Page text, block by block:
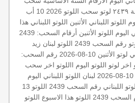
لوتو سحب اللوتو 2026 10 أب
اللوتو اللبناني الأثنين اللوتو اللبناني هذا
اليوم اللوتو الأثنين أرقام السحب: 2439
رقم السحب 2439 اللوتو لبنان زيد
لوتو الأثنين 10-08-2026
رقم السحب:
اخر لوتو اللوتو اليوم االلوتو اخر سحب
لبنان اللوتو اللبناني اليوم
اللبناني رقم السحب 2439
اللوتو 13
2439 اللوتو هذا الاسبوع اللوتو